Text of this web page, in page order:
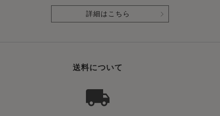
詳細はこちら
送料について